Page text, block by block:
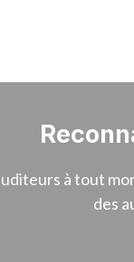
à tout
des